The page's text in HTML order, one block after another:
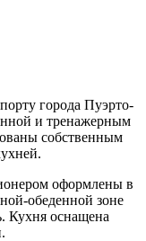
города Пуэрто-
и тренажерным
собственным
оформлены в
обеденной зоне
Кухня оснащена